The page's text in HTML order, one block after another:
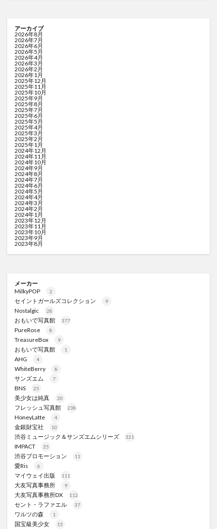
アーカイブ
2026年8月
2026年7月
2026年6月
2026年5月
2026年4月
2026年3月
2026年2月
2026年1月
2025年12月
2025年11月
2025年10月
2025年9月
2025年8月
2025年7月
2025年6月
2025年5月
2025年4月
2025年3月
2025年2月
2025年1月
2024年12月
2024年11月
2024年10月
2024年9月
2024年8月
2024年7月
2024年6月
2024年5月
2024年4月
2024年3月
2024年2月
2024年1月
2023年12月
2023年11月
2023年10月
2023年9月
2023年8月
メーカー
MilkyPOP
2
セイントガールズコレクション 9
Nostalgic 28
おもいで写真館 377
PureRose 8
TreasureBox 9
おもいで写真館 1
AHG 4
WhiteBerry 8
サンズエム 7
BNS 25
美少女は純真 20
フレッシュ写真館 238
HoneyLatte 4
金銀財宝社 10
渋谷ミュージック＆サンズエムシリーズ 321
IMPACT 25
渋谷プロモーション 11
愛Ris 6
マイウェイ出版 111
大友写真事務所 9
大友写真事務所DX 112
セント・ラファエル 37
ワルツの森 1
国宝級美少女 15